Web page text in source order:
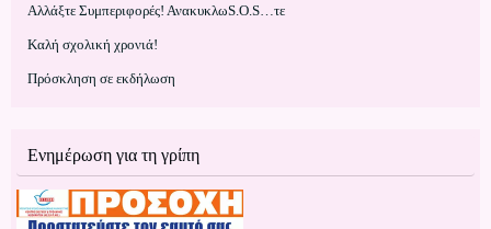
Αλλάξτε Συμπεριφορές! ΑνακυκλωS.O.S…τε
Kαλή σχολική χρονιά!
Πρόσκληση σε εκδήλωση
Ενημέρωση για τη γρίπη